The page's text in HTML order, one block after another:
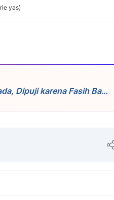
yas)
Dipuji karena Fasih Baca